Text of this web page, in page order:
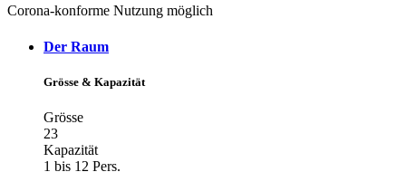
Corona-konforme Nutzung möglich
Der Raum
Grösse & Kapazität
Grösse
23
Kapazität
1 bis 12 Pers.